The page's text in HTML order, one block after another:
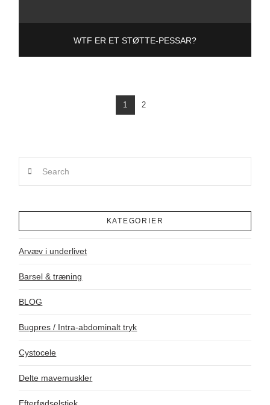
WTF ER ET STØTTE-PESSAR?
1 2
KATEGORIER
Arvæv i underlivet
Barsel & træning
BLOG
Bugpres / Intra-abdominalt tryk
Cystocele
Delte mavemuskler
Efterfødselstjek